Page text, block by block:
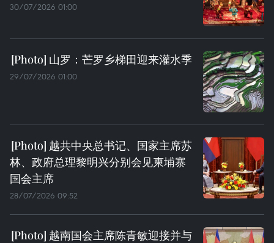
30/07/2026 01:00
山罗：芒罗乡梯田迎来灌水季
29/07/2026 01:00
越共中央总书记、国家主席苏
林、政府总理黎明兴分别会见柬埔寨
国会主席
28/07/2026 09:52
越南国会主席陈青敏迎接并与